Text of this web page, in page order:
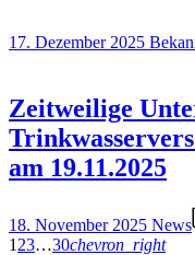
17. Dezember 2025
Zeitweilige
am 19.11.2025
18. November 2025 News
1 23…30chevron_right